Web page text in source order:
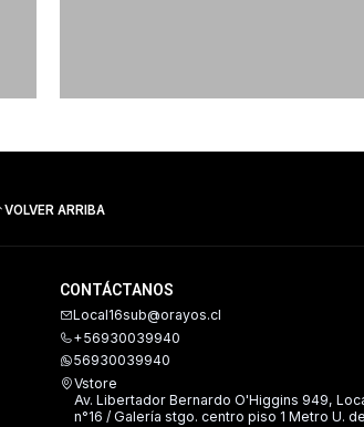
VOLVER ARRIBA
CONTÁCTANOS
Local16sub@orayos.cl
+56930039940
56930039940
Vstore
Av. Libertador Bernardo O'Higgins 949,
n°16 / Galería stgo. centro piso 1 Metro U. de